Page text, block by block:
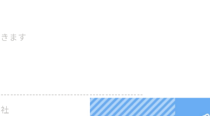
ます